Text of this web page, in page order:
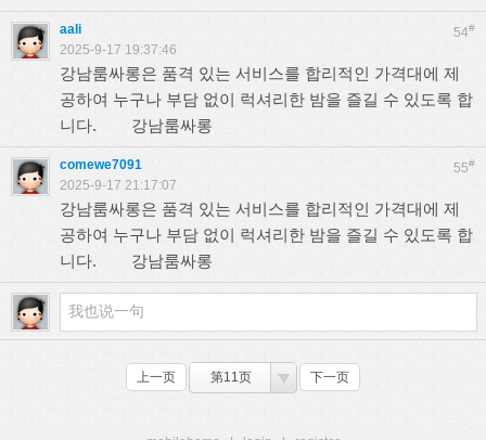
54#
aali
2025-9-17 19:37:46
강남룸싸롱은 품격 있는 서비스를 합리적인 가격대에 제
공하여 누구나 부담 없이 럭셔리한 밤을 즐길 수 있도록 합
니다. 강남룸싸롱
55#
comewe7091
2025-9-17 21:17:07
강남룸싸롱은 품격 있는 서비스를 합리적인 가격대에 제
공하여 누구나 부담 없이 럭셔리한 밤을 즐길 수 있도록 합
니다. 강남룸싸롱
上一页 第11页 下一页